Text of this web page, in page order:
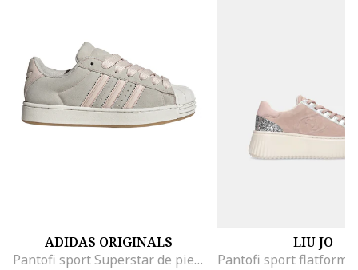
ADIDAS ORIGINALS
Pantofi sport Superstar de piele intoarsa, Gri deschis/Roz pastel/Caramel
LIU JO